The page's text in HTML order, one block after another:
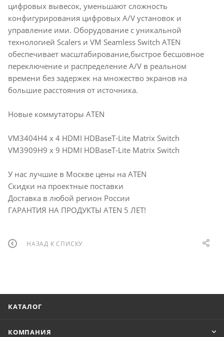
цифровых вывесок, уменьшают сложность
конфигурирования цифровых A/V установок и
управление ими. Оборудование с уникальной
технологией Scalers и VM Seamless Switch ATEN
обеспечивает масштабирование,быстрое бесшовное
переключение и распределение A/V в реальном
времени без задержек на множество экранов на
большие расстояния от источника.
Новые коммутаторы ATEN
VM3404H4 x 4 HDMI HDBaseT-Lite Matrix Switch
VM3909H9 x 9 HDMI HDBaseT-Lite Matrix Switch
У нас лучшие в Москве цены на ATEN
Скидки на проектные поставки
Доставка в любой регион России
ГАРАНТИЯ НА ПРОДУКТЫ ATEN 5 ЛЕТ!
НАЗАД К СПИСКУ
КАТАЛОГ
КОМПАНИЯ